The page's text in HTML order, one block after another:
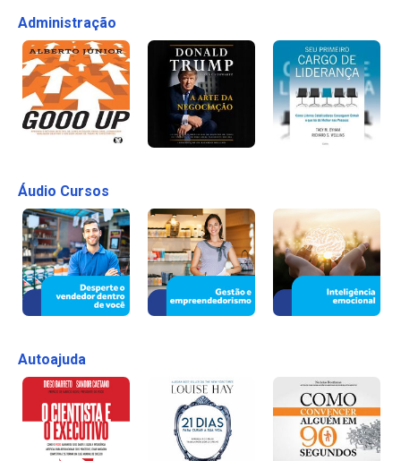
Administração
Áudio Cursos
Autoajuda